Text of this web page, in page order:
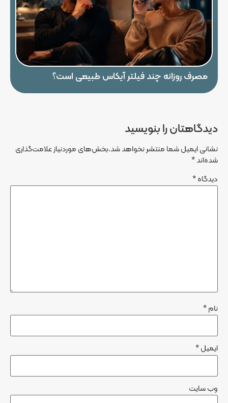
مصرف روزانه چند فیلتر آیکاس طبیعی است؟
دیدگاهتان را بنویسید
نشانی ایمیل شما منتشر نخواهد شد.بخش‌های موردنیاز علامت‌گذاری
شده‌اند*
دیدگاه*
نام*
ایمیل*
وب‌ سایت